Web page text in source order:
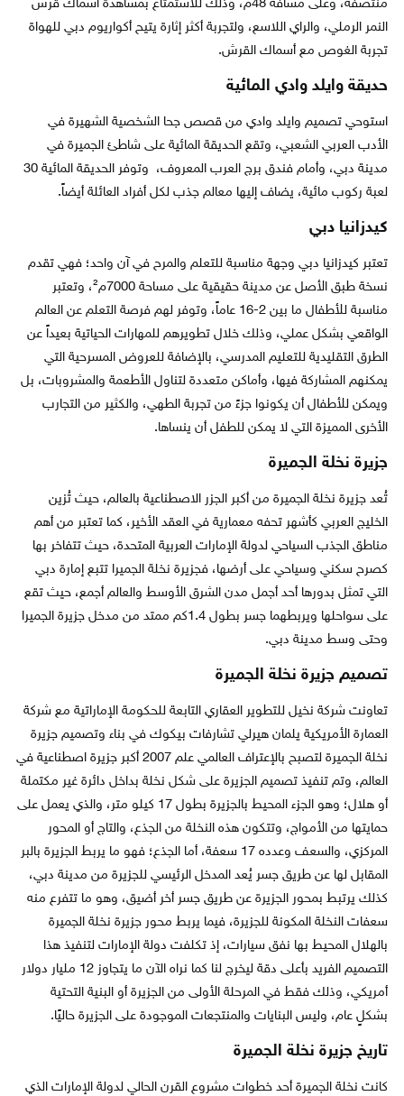
منتصفه، وعلى مسافة 48م، وذلك للاستمتاع بمشاهدة أسماك قرش
النمر الرملي، والراي اللاسع، ولتجربة أكثر إثارة يتيح أكواريوم دبي للهواة
تجربة الغوص مع أسماك القرش.
حديقة وايلد وادي المائية
استوحي تصميم وايلد وادي من قصص جحا الشخصية الشهيرة في
الأدب العربي الشعبي، وتقع الحديقة المائية على شاطئ الجميرة في
مدينة دبي، وأمام فندق برج العرب المعروف، وتوفر الحديقة المائية 30
لعبة ركوب مائية، يضاف إليها معالم جذب لكل أفراد العائلة أيضاً.
كيدزانيا دبي
تعتبر كيدزانيا دبي وجهة مناسبة للتعلم والمرح في آن واحد؛ فهي تقدم
نسخة طبق الأصل عن مدينة حقيقية على مساحة 7000م²، وتعتبر
مناسبة للأطفال ما بين 2-16 عاماً، وتوفر لهم فرصة التعلم عن العالم
الواقعي بشكل عملي، وذلك خلال تطويرهم للمهارات الحياتية بعيداً عن
الطرق التقليدية للتعليم المدرسي، بالإضافة للعروض المسرحية التي
يمكنهم المشاركة فيها، وأماكن متعددة لتناول الأطعمة والمشروبات، بل
ويمكن للأطفال أن يكونوا جزءً من تجربة الطهي، والكثير من التجارب
الأخرى المميزة التي لا يمكن للطفل أن ينساها.
جزيرة نخلة الجميرة
تُعد جزيرة نخلة الجميرة من أكبر الجزر الاصطناعية بالعالم، حيث تُزين
الخليج العربي كأشهر تحفه معمارية في العقد الأخير، كما تعتبر من أهم
مناطق الجذب السياحي لدولة الإمارات العربية المتحدة، حيث تتفاخر بها
كصرح سكني وسياحي على أرضها، فجزيرة نخلة الجميرا تتبع إمارة دبي
التي تمثل بدورها أحد أجمل مدن الشرق الأوسط والعالم أجمع، حيث تقع
على سواحلها ويربطهما جسر بطول 1.4كم ممتد من مدخل جزيرة الجميرا
وحتى وسط مدينة دبي.
تصميم جزيرة نخلة الجميرة
تعاونت شركة نخيل للتطوير العقاري التابعة للحكومة الإماراتية مع شركة
العمارة الأمريكية يلمان هيرلي تشارفات بيكوك في بناء وتصميم جزيرة
نخلة الجميرة لتصبح بالإعتراف العالمي علم 2007 أكبر جزيرة اصطناعية في
العالم، وتم تنفيذ تصميم الجزيرة على شكل نخلة بداخل دائرة غير مكتملة
أو هلال؛ وهو الجزء المحيط بالجزيرة بطول 17 كيلو متر، والذي يعمل على
حمايتها من الأمواج، وتتكون هذه النخلة من الجذع، والتاج أو المحور
المركزي، والسعف وعدده 17 سعفة، أما الجذع؛ فهو ما يربط الجزيرة بالبر
المقابل لها عن طريق جسر يُعد المدخل الرئيسي للجزيرة من مدينة دبي،
كذلك يرتبط بمحور الجزيرة عن طريق جسر أخر أضيق، وهو ما تتفرع منه
سعفات النخلة المكونة للجزيرة، فيما يربط محور جزيرة نخلة الجميرة
بالهلال المحيط بها نفق سيارات، إذ تكلفت دولة الإمارات لتنفيذ هذا
التصميم الفريد بأعلى دقة ليخرج لنا كما نراه الآن ما يتجاوز 12 مليار دولار
أمريكي، وذلك فقط في المرحلة الأولى من الجزيرة أو البنية التحتية
بشكلٍ عام، وليس البنايات والمنتجعات الموجودة على الجزيرة حاليًا.
تاريخ جزيرة نخلة الجميرة
كانت نخلة الجميرة أحد خطوات مشروع القرن الحالي لدولة الإمارات الذي